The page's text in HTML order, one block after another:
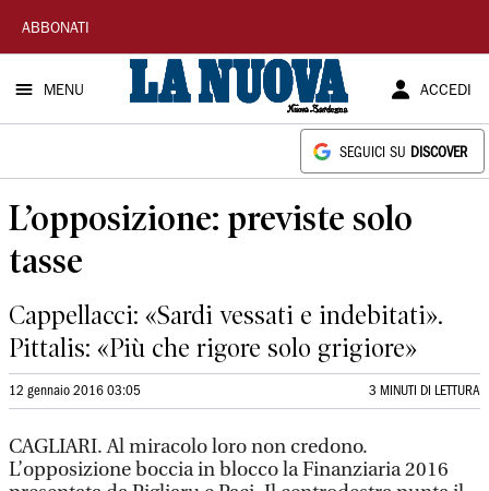
La
Nuova
Sardegna
ABBONATI
MENU ACCEDI
SEGUICI SU DISCOVER
L’opposizione: previste solo
tasse
Cappellacci: «Sardi vessati e indebitati».
Pittalis: «Più che rigore solo grigiore»
12 gennaio 2016 03:05 3 MINUTI DI LETTURA
CAGLIARI. Al miracolo loro non credono.
L’opposizione boccia in blocco la Finanziaria 2016